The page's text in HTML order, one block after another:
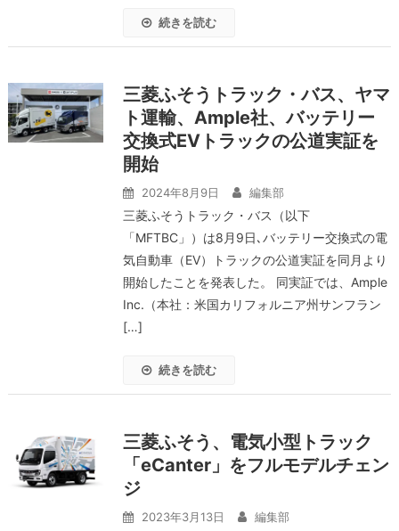
続きを読む
三菱ふそうトラック・バス、ヤマ
ト運輸、Ample社、バッテリー
交換式EVトラックの公道実証を
開始
2024年8月9日 編集部
三菱ふそうトラック・バス（以下
「MFTBC」）は8月9日､バッテリー交換式の電
気自動車（EV）トラックの公道実証を同月より
開始したことを発表した。 同実証では、Ample
Inc.（本社：米国カリフォルニア州サンフラン
[…]
続きを読む
三菱ふそう、電気小型トラック
「eCanter」をフルモデルチェン
ジ
2023年3月13日 編集部